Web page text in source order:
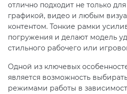
отлично подходит не только
графикой, видео и любым
контентом. Тонкие рамки
погружения и делают модель
стильного рабочего или
Одной из ключевых
является возможность
режимами работы в